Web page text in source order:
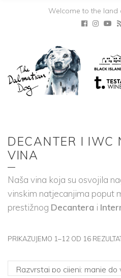
Welcome to the land
DECANTER I IWC
VINA
Naša vina koja su osvojila
vinskim natjecanjima poput
prestižnog Decantera i
PRIKAZUJEMO 1–12 OD 16